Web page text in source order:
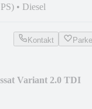
• Diesel
Kontakt
Variant 2.0 TDI